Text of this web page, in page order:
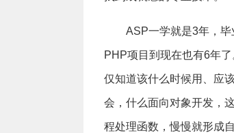
ASP一学就是3年，
PHP项目到现在也有6年
仅知道该什么时候用、应
会，什么面向对象开发，
程处理函数，慢慢就形成